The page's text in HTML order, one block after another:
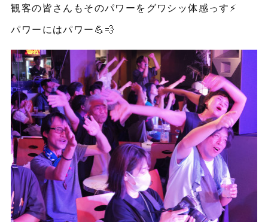
観客の皆さんもそのパワーをグワシッ体感っす⚡️
パワーにはパワー💪💨